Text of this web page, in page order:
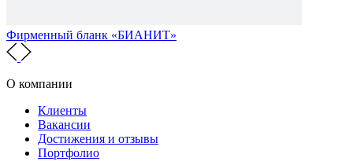
Фирменный бланк «БИАНИТ»
О компании
Клиенты
Вакансии
Достижения и отзывы
Портфолио